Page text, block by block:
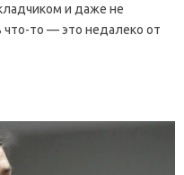
и даже не
что-то — это недалеко от